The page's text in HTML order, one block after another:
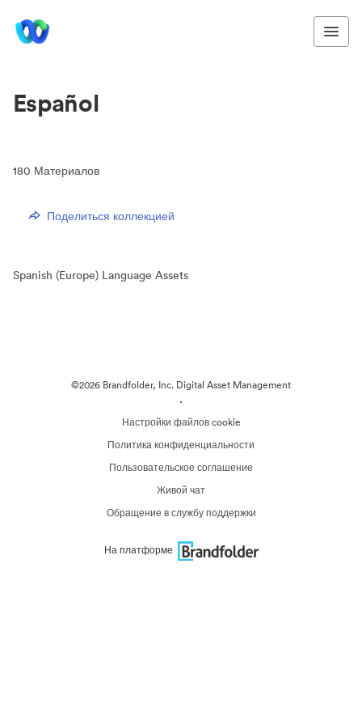
Español
180 Материалов
Поделиться коллекцией
Spanish (Europe) Language Assets
©2026 Brandfolder, Inc. Digital Asset Management
·
Настройки файлов cookie
Политика конфиденциальности
Пользовательское соглашение
Живой чат
Обращение в службу поддержки
На платформе